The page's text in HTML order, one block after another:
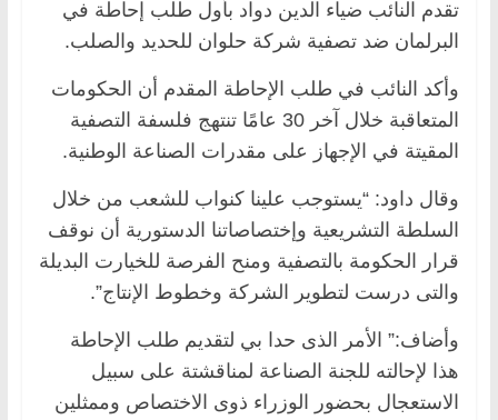
تقدم النائب ضياء الدين دواد بأول طلب إحاطة في
البرلمان ضد تصفية شركة حلوان للحديد والصلب.
وأكد النائب في طلب الإحاطة المقدم أن الحكومات
المتعاقبة خلال آخر 30 عامًا تنتهج فلسفة التصفية
المقيتة في الإجهاز على مقدرات الصناعة الوطنية.
وقال داود: “يستوجب علينا كنواب للشعب من خلال
السلطة التشريعية وإختصاصاتنا الدستورية أن نوقف
قرار الحكومة بالتصفية ومنح الفرصة للخيارت البديلة
والتى درست لتطوير الشركة وخطوط الإنتاج”.
وأضاف:” الأمر الذى حدا بي لتقديم طلب الإحاطة
هذا لإحالته للجنة الصناعة لمناقشتة على سبيل
الاستعجال بحضور الوزراء ذوى الاختصاص وممثلين